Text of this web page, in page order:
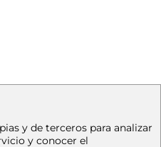
y de terceros para analizar
y conocer el